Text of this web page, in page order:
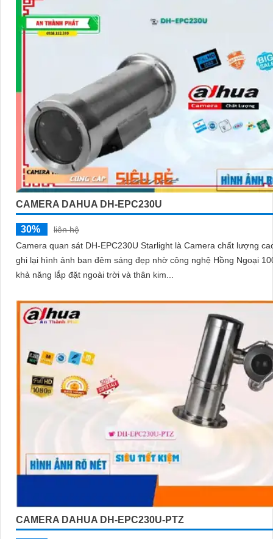
CAMERA DAHUA DH-EPC230U
30%
liên hệ
Camera quan sát DH-EPC230U Starlight là Camera chất lượng
ghi lại hình ảnh ban đêm sáng đẹp nhờ công nghệ Hồng Ngoại
khả năng lắp đặt ngoài trời và thân kim...
CAMERA DAHUA DH-EPC230U-PTZ